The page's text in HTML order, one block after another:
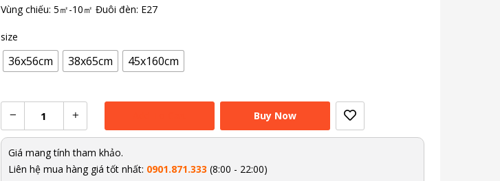
Vùng chiếu: 5㎡-10㎡ Đuôi đèn: E27
size
36x56cm 38x65cm 45x160cm
Buy Now
Giá mang tính tham khảo.
Liên hệ mua hàng giá tốt nhất: 0901.871.333 (8:00 - 22:00)